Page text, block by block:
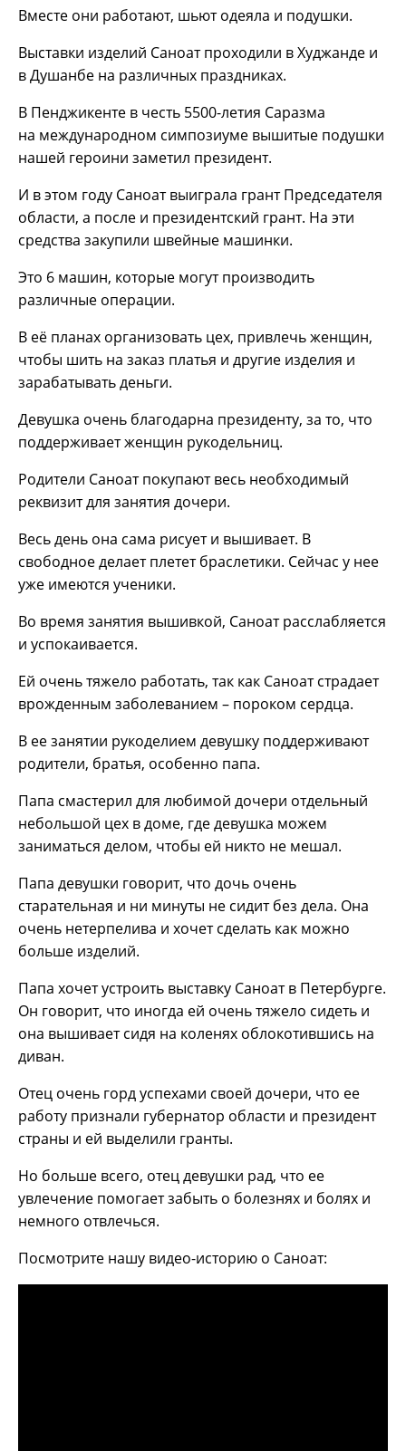
Вместе они работают, шьют одеяла и подушки.
Выставки изделий Саноат проходили в Худжанде и
в Душанбе на различных праздниках.
В Пенджикенте в честь 5500-летия Саразма
на международном симпозиуме вышитые подушки
нашей героини заметил президент.
И в этом году Саноат выиграла грант Председателя
области, а после и президентский грант. На эти
средства закупили швейные машинки.
Это 6 машин, которые могут производить
различные операции.
В её планах организовать цех, привлечь женщин,
чтобы шить на заказ платья и другие изделия и
зарабатывать деньги.
Девушка очень благодарна президенту, за то, что
поддерживает женщин рукодельниц.
Родители Саноат покупают весь необходимый
реквизит для занятия дочери.
Весь день она сама рисует и вышивает. В
свободное делает плетет браслетики. Сейчас у нее
уже имеются ученики.
Во время занятия вышивкой, Саноат расслабляется
и успокаивается.
Ей очень тяжело работать, так как Саноат страдает
врожденным заболеванием – пороком сердца.
В ее занятии рукоделием девушку поддерживают
родители, братья, особенно папа.
Папа смастерил для любимой дочери отдельный
небольшой цех в доме, где девушка можем
заниматься делом, чтобы ей никто не мешал.
Папа девушки говорит, что дочь очень
старательная и ни минуты не сидит без дела. Она
очень нетерпелива и хочет сделать как можно
больше изделий.
Папа хочет устроить выставку Саноат в Петербурге.
Он говорит, что иногда ей очень тяжело сидеть и
она вышивает сидя на коленях облокотившись на
диван.
Отец очень горд успехами своей дочери, что ее
работу признали губернатор области и президент
страны и ей выделили гранты.
Но больше всего, отец девушки рад, что ее
увлечение помогает забыть о болезнях и болях и
немного отвлечься.
Посмотрите нашу видео-историю о Саноат: